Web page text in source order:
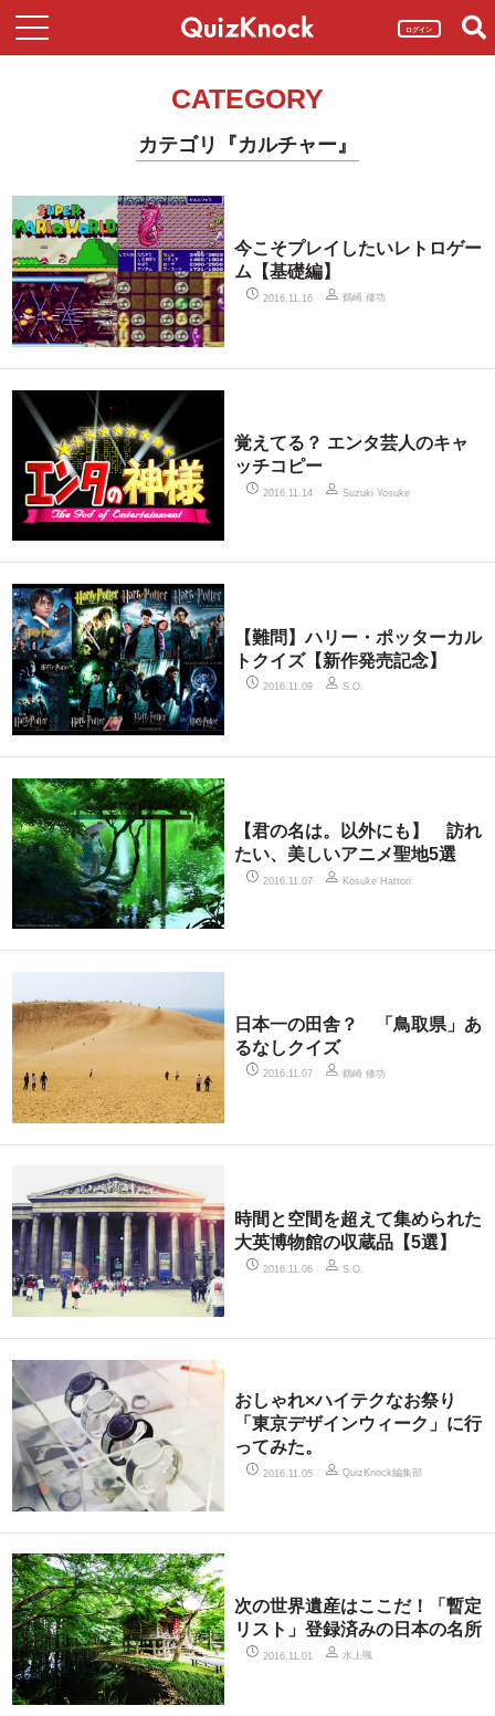
ログイン
CATEGORY
カテゴリ『カルチャー』
今こそプレイしたいレトロゲー
ム【基礎編】
2016.11.16 鶴崎 修功
覚えてる？ エンタ芸人のキャ
ッチコピー
2016.11.14 Suzuki Yosuke
【難問】ハリー・ポッターカル
トクイズ【新作発売記念】
2016.11.09 S.O.
【君の名は。以外にも】 訪れ
たい、美しいアニメ聖地5選
2016.11.07 Kosuke Hattori
日本一の田舎？ 「鳥取県」あ
るなしクイズ
2016.11.07 鶴崎 修功
時間と空間を超えて集められた
大英博物館の収蔵品【5選】
2016.11.06 S.O.
おしゃれ×ハイテクなお祭り
「東京デザインウィーク」に行
ってみた。
2016.11.05 QuizKnock編集部
次の世界遺産はここだ！「暫定
リスト」登録済みの日本の名所
2016.11.01 水上颯